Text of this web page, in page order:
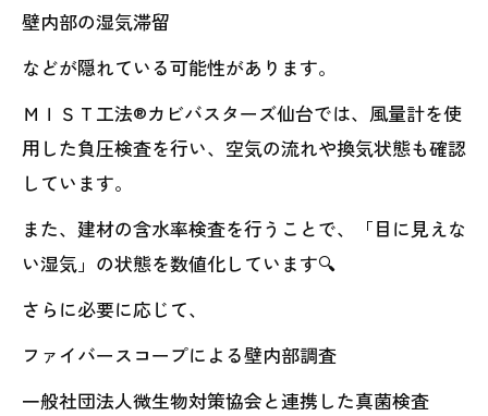
壁内部の湿気滞留
などが隠れている可能性があります。
ＭＩＳＴ工法®カビバスターズ仙台では、風量計を使
用した負圧検査を行い、空気の流れや換気状態も確認
しています。
また、建材の含水率検査を行うことで、「目に見えな
い湿気」の状態を数値化しています🔍
さらに必要に応じて、
ファイバースコープによる壁内部調査
一般社団法人微生物対策協会と連携した真菌検査